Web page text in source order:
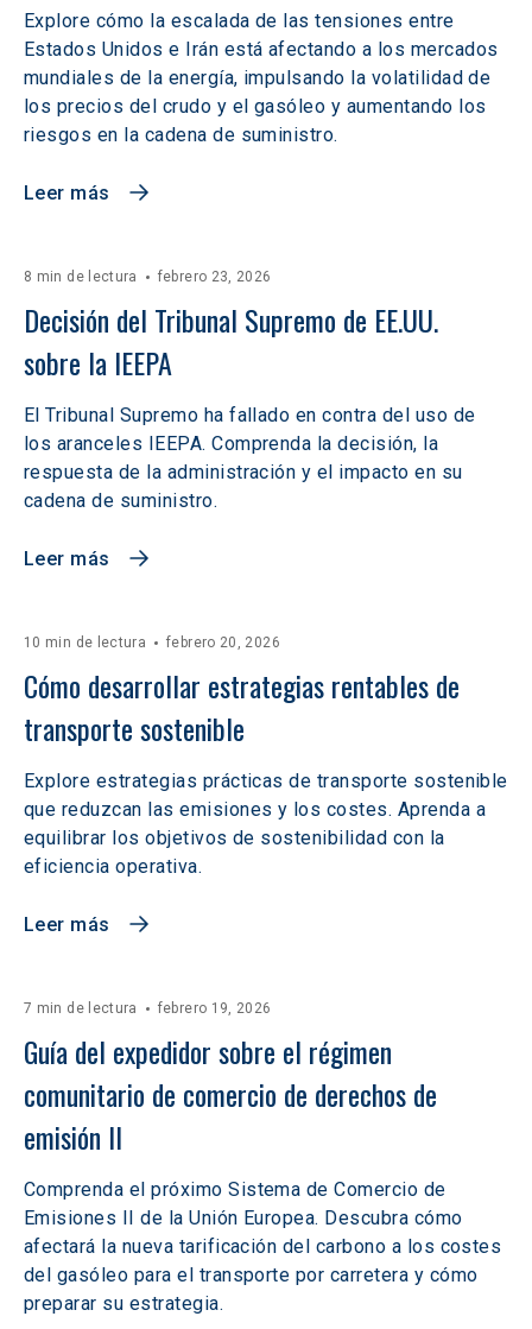
Explore cómo la escalada de las tensiones entre
Estados Unidos e Irán está afectando a los mercados
mundiales de la energía, impulsando la volatilidad de
los precios del crudo y el gasóleo y aumentando los
riesgos en la cadena de suministro.
Leer más
8 min de lectura febrero 23, 2026
Decisión del Tribunal Supremo de EE.UU.
sobre la IEEPA
El Tribunal Supremo ha fallado en contra del uso de
los aranceles IEEPA. Comprenda la decisión, la
respuesta de la administración y el impacto en su
cadena de suministro.
Leer más
10 min de lectura febrero 20, 2026
Cómo desarrollar estrategias rentables de
transporte sostenible
Explore estrategias prácticas de transporte sostenible
que reduzcan las emisiones y los costes. Aprenda a
equilibrar los objetivos de sostenibilidad con la
eficiencia operativa.
Leer más
7 min de lectura febrero 19, 2026
Guía del expedidor sobre el régimen
comunitario de comercio de derechos de
emisión II
Comprenda el próximo Sistema de Comercio de
Emisiones II de la Unión Europea. Descubra cómo
afectará la nueva tarificación del carbono a los costes
del gasóleo para el transporte por carretera y cómo
preparar su estrategia.